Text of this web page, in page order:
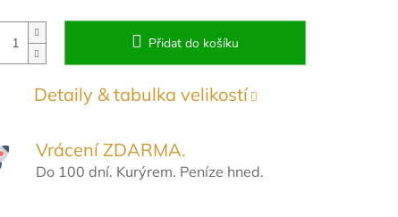
Přidat do košíku
Detaily & tabulka velikostí
Vrácení ZDARMA.
Do 100 dní. Kurýrem. Peníze hned.